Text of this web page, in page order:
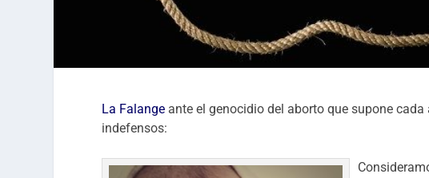
La Falange ante el genocidio del aborto que supone
indefensos: